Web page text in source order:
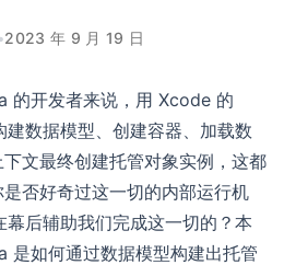
•2023 年 9 月 19 日
的开发者来说，用 Xcode 的
数据模型、创建容器、加载数
文最终创建托管对象实例，这都
否好奇过这一切的内部运行机
后辅助我们完成这一切的？本
是如何通过数据模型构建出托管